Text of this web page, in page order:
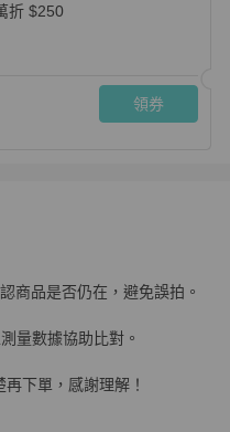
折 $250
領券
袖
商品是否仍在，避免誤拍。
量數據協助比對。
再下單，感謝理解！